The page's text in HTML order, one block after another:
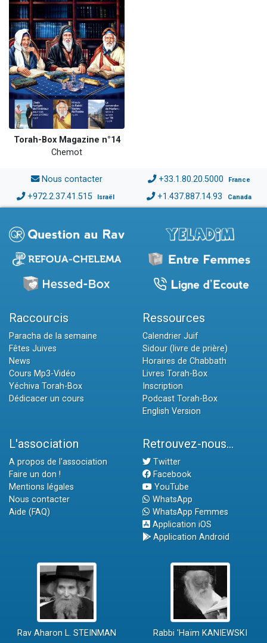
Torah-Box Magazine n°14
Chemot
Nous contacter +33.1.80.20.5000 France
+972.2.37.41.515 Israël +1.437.887.14.93 Canada
Raccourcis
Paracha de la semaine
Fêtes Juives
News
Cours Mp3-Vidéo
Yéchiva Torah-Box
Dédicacer un cours
Ressources
Calendrier Juif
Sidour (livre de prière)
Horaires de Chabbath
Livres Torah-Box
Inscription
Podcast Torah-Box
English Version
L'association
A propos de l'association
Faire un don !
Mentions légales
Nous contacter
Aide (FAQ)
Retrouvez-nous...
Twitter
Facebook
YouTube
WhatsApp
WhatsApp Femmes
Application iOS
Application Android
Rav Aharon L. STEINMAN Rabbi 'Haïm KANIEWSKI